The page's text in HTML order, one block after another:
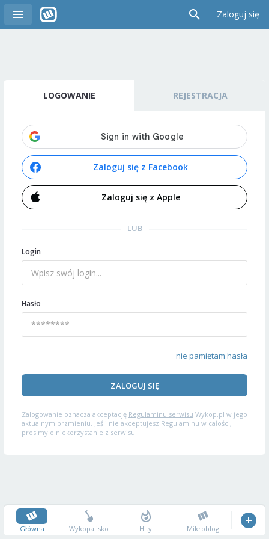
Zaloguj się
LOGOWANIE REJESTRACJA
Zaloguj się z Facebook
Zaloguj się z Apple
LUB
Login
Hasło
nie pamiętam hasła
ZALOGUJ SIĘ
Zalogowanie oznacza akceptację Regulaminu serwisu Wykop.pl w jego
aktualnym brzmieniu. Jeśli nie akceptujesz Regulaminu w całości,
prosimy o niekorzystanie z serwisu.
Główna Wykopalisko Hity Mikroblog